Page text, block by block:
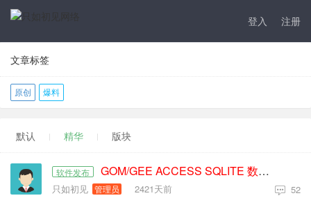
登入 注册
文章标签
原创 爆料
默认 精华 版块
软件发布 GOM/GEE ACCESS SQLITE 数据库编辑器
只如初见 管理员 2421天前 52